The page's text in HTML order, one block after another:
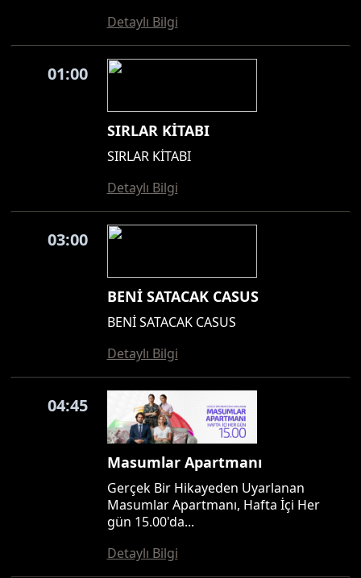
Detaylı Bilgi
01:00
SIRLAR KİTABI
SIRLAR KİTABI
Detaylı Bilgi
03:00
BENİ SATACAK CASUS
BENİ SATACAK CASUS
Detaylı Bilgi
04:45
Masumlar Apartmanı
Gerçek Bir Hikayeden Uyarlanan
Masumlar Apartmanı, Hafta İçi Her
gün 15.00'da...
Detaylı Bilgi